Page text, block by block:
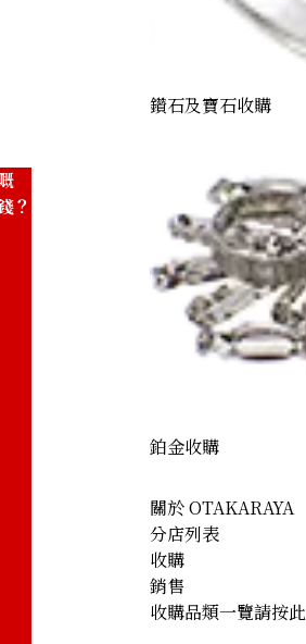
？
鑽石及寶石收購
鉑金收購
關於 OTAKARAYA
分店列表
收購
銷售
收購品類一覽請按此